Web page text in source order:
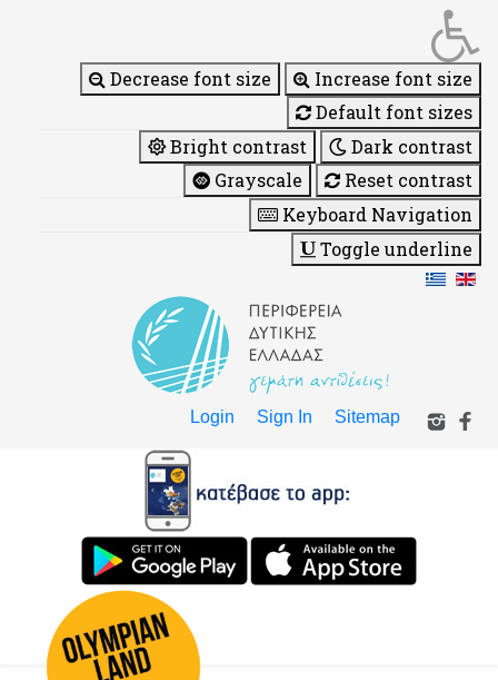
Decrease font size
Increase font size
Default font sizes
Bright contrast
Dark contrast
Grayscale
Reset contrast
Keyboard Navigation
Toggle underline
Login Sign In Sitemap